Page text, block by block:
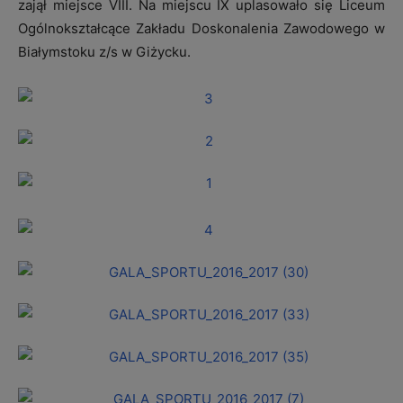
zajął miejsce VIII. Na miejscu IX uplasowało się Liceum
Ogólnokształcące Zakładu Doskonalenia Zawodowego w
Białymstoku z/s w Giżycku.